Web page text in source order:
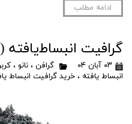
ادامه مطلب
گرافیت انبساط‌یافته (Expanded Graphite)
۰۳ آبان ۰۴ گرافن ، نانو ،
انبساط یافته ، خرید گرافیت انبساط